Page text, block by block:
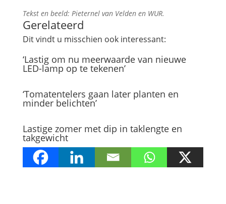
Tekst en beeld: Pieternel van Velden en WUR.
Gerelateerd
Dit vindt u misschien ook interessant:
‘Lastig om nu meerwaarde van nieuwe
LED-lamp op te tekenen’
‘Tomatentelers gaan later planten en
minder belichten’
Lastige zomer met dip in taklengte en
takgewicht